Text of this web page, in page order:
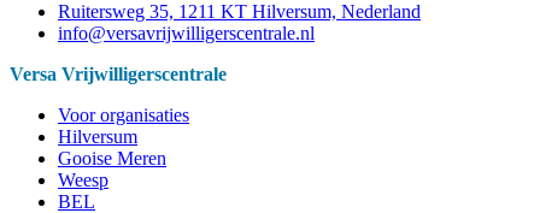
Ruitersweg 35, 1211 KT Hilversum, Nederland
info@versavrijwilligerscentrale.nl
Versa Vrijwilligerscentrale
Voor organisaties
Hilversum
Gooise Meren
Weesp
BEL